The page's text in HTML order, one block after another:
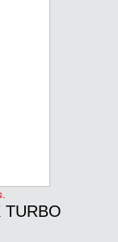
TURBO